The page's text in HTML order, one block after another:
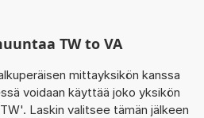
TW to VA
mittayksikön kanssa
voidaan käyttää joko yksikön
Laskin valitsee tämän jälkeen